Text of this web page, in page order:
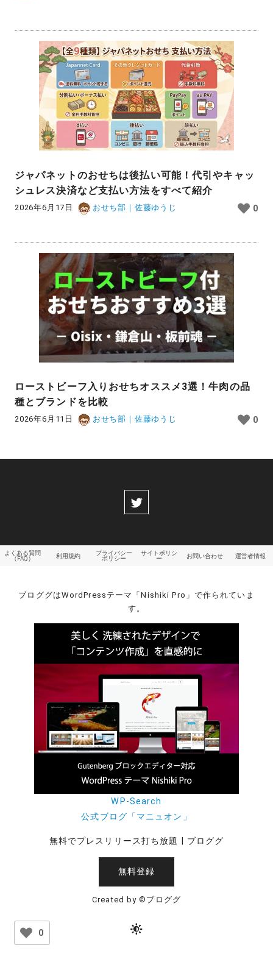
0
ジャパネットのおせちは後払い可能！代引やキャッ
シュレス決済など支払い方法をすべて紹介
2026年6月17日 おせち部｜佐藤ゆうじ 0
ローストビーフ入りおせちオススメ3選！牛肉の品
種とブランドを比較
2026年6月11日 おせち部｜佐藤ゆうじ 0
よくある質問
（FAQ）
利用規約
プライバシー
ポリシー
サイトポリシ
ー
お問い合わせ 運営者情報
ブロググはWordPressテーマ「Nishiki Pro」で作られていま
す。
WP-Search
公式ブログ「マニュオン」
無料でプレスリリース打ち放題 | ブロググ
無料登録
Created by ©ブロググ